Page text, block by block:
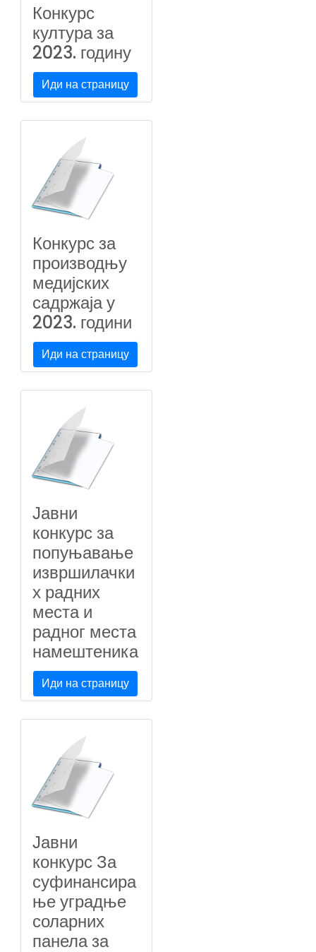
Конкурс
култура за
2023. годину
Иди на страницу
Конкурс за
производњу
медијских
садржаја у
2023. години
Иди на страницу
Јавни
конкурс за
попуњавање
извршилачки
х радних
места и
радног места
намештеника
Иди на страницу
Јавни
конкурс За
суфинансира
ње уградње
соларних
панела за